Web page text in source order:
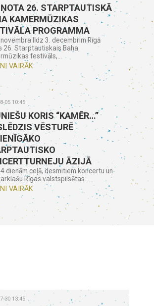
26. STARPTAUTISKĀ
KAMERMŪZIKAS
PROGRAMMA
novembra līdz 3. decembrim Rīgā
26. Starptautiskais Baha
festivāls,...
VAIRĀK
05 10:45
KORIS “KAMĒR…”
VĒSTURĒ
ĀZIJĀ
dienām ceļā, desmitiem koncertu un
Rīgas valstspilsētas...
VAIRĀK
30 13:45